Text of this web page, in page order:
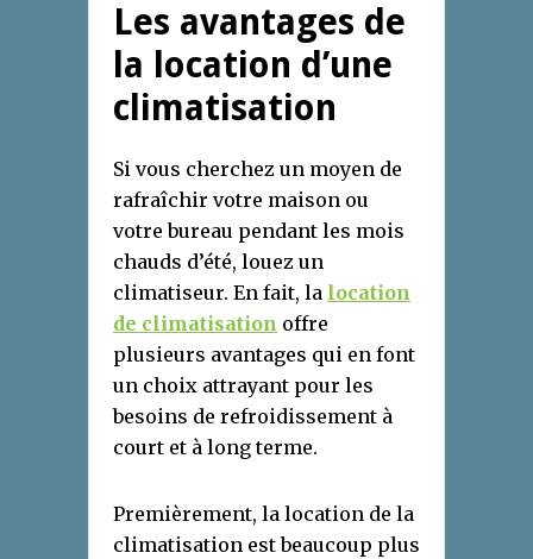
Les avantages de
la location d’une
climatisation
Si vous cherchez un moyen de
rafraîchir votre maison ou
votre bureau pendant les mois
chauds d’été, louez un
climatiseur. En fait, la location
de climatisation offre
plusieurs avantages qui en font
un choix attrayant pour les
besoins de refroidissement à
court et à long terme.
Premièrement, la location de la
climatisation est beaucoup plus